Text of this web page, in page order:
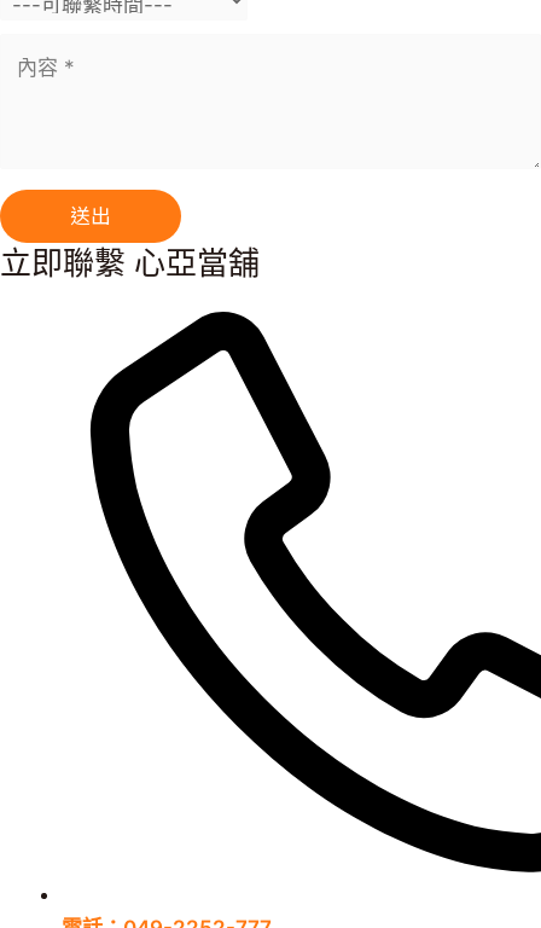
立即聯繫 心亞當舖